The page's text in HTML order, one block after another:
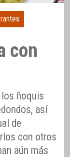
con
ñoquis
así
de
con otros
aún más